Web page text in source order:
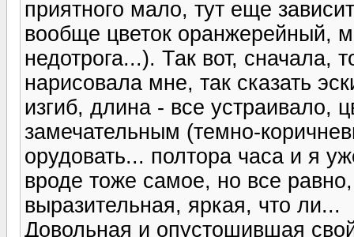
приятного мало, тут еще
вообще цветок оранжерейный,
недотрога...). Так вот, сначала,
нарисовала мне, так сказать
изгиб, длина - все устраивало,
замечательным (темно-
орудовать... полтора часа и я
вроде тоже самое, но все
выразительная, яркая, что ли...
Довольная и опустошившая